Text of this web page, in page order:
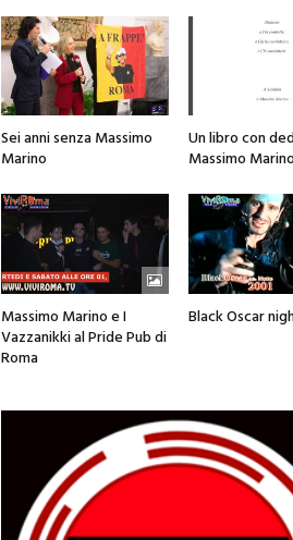
Sei anni senza Massimo
Marino
Un libro con
Massimo Marino
Massimo Marino e I
Vazzanikki al Pride Pub di
Roma
Black Oscar